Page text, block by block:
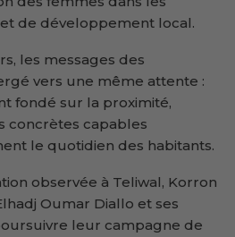
de développement local.
les messages des
vers une même attente :
fondé sur la proximité,
concrètes capables
le quotidien des habitants.
observée à Teliwal, Korron
Oumar Diallo et ses
leur campagne de